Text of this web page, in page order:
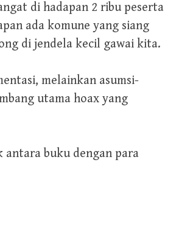
di hadapan 2 ribu peserta
ada komune yang siang
di jendela kecil gawai kita.
melainkan asumsi-
utama hoax yang
antara buku dengan para